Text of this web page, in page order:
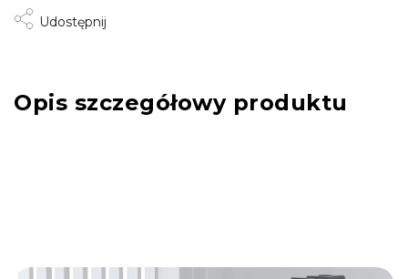
Udostępnij
Opis szczegółowy produktu